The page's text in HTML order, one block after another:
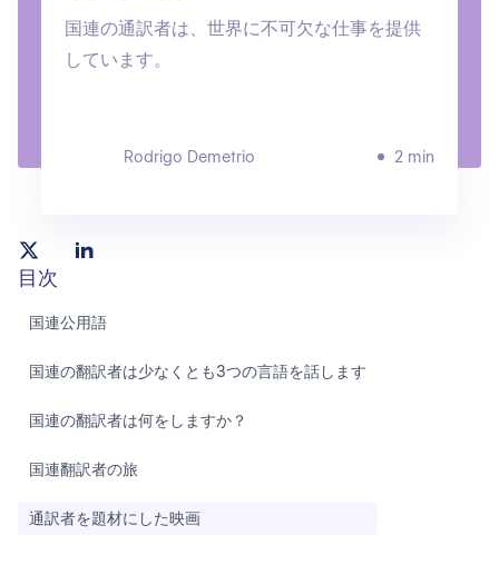
国連の通訳者は、世界に不可欠な仕事を提供
しています。
Rodrigo Demetrio 2 min
目次
国連公用語
国連の翻訳者は少なくとも3つの言語を話します
国連の翻訳者は何をしますか？
国連翻訳者の旅
通訳者を題材にした映画